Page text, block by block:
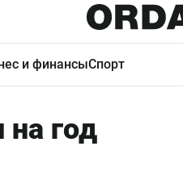
и финансыСпорт
год